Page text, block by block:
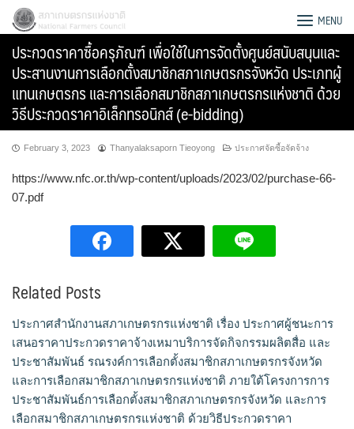
Skip
content
Search
for:
สภาเกษตรกรแห่งชาติ MENU
ประกวดราคาซื้อครุภัณฑ์ เพื่อใช้ในการจัดตั้งศูนย์สนับสนุนและ
ประสานงานการเลือกตั้งสมาชิกสภาเกษตรกรจังหวัด ประเภทผู้
แทนเกษตรกร และการเลือกสมาชิกสภาเกษตรกรแห่งชาติ ด้วย
วิธีประกวดราคาอิเล็กทรอนิกส์ (e-bidding)
February 3, 2023 Thanyalaksaporn Tieoyong ประกาศจัดซื้อจัดจ้าง
https://www.nfc.or.th/wp-content/uploads/2023/02/purchase-66-
07.pdf
Related Posts
ประกาศสำนักงานสภาเกษตรกรแห่งชาติ เรื่อง ประกาศผู้ชนะการ
เสนอราคาประกวดราคาจ้างเหมาบริการจัดกิจกรรมผลิตสื่อ และ
ประชาสัมพันธ์ รณรงค์การเลือกตั้งสมาชิกสภาเกษตรกรจังหวัด
และการเลือกสมาชิกสภาเกษตรกรแห่งชาติ ภายใต้โครงการการ
ประชาสัมพันธ์การเลือกตั้งสมาชิกสภาเกษตรกรจังหวัด และการ
เลือกสมาชิกสภาเกษตรกรแห่งชาติ ด้วยวิธีประกวดราคา